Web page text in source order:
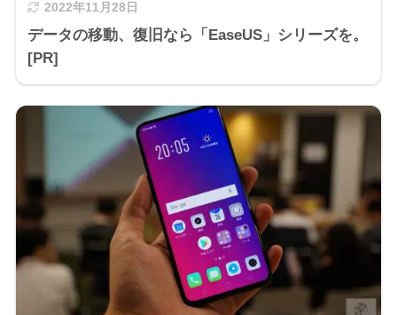
2022年11月28日
データの移動、復旧なら「EaseUS」シリーズを。
[PR]